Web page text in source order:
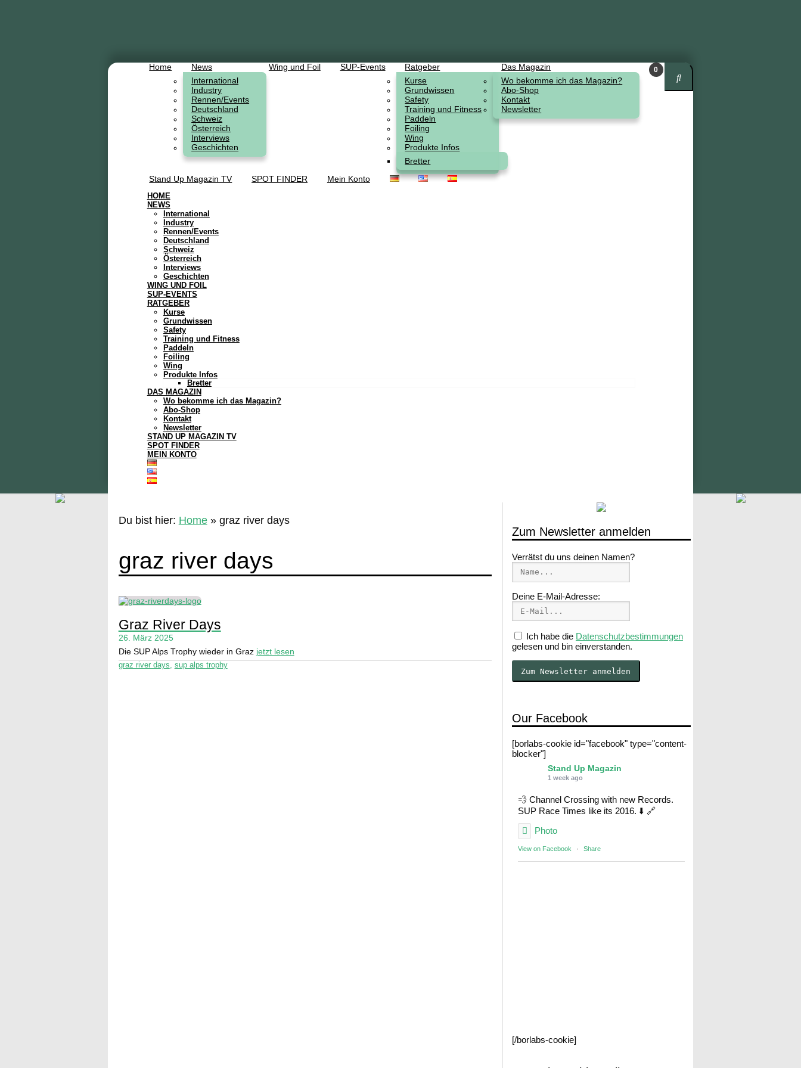
Home
News
International
Industry
Rennen/Events
Deutschland
Schweiz
Österreich
Interviews
Geschichten
Wing und Foil SUP-Events
Ratgeber
Kurse
Grundwissen
Safety
Training und Fitness
Paddeln
Foiling
Wing
Produkte Infos
Bretter
Das Magazin
Wo bekomme ich das Magazin?
Abo-Shop
Kontakt
Newsletter
Stand Up Magazin TV SPOT FINDER Mein Konto
HOME
NEWS
International
Industry
Rennen/Events
Deutschland
Schweiz
Österreich
Interviews
Geschichten
WING UND FOIL
SUP-EVENTS
RATGEBER
Kurse
Grundwissen
Safety
Training und Fitness
Paddeln
Foiling
Wing
Produkte Infos
Bretter
DAS MAGAZIN
Wo bekomme ich das Magazin?
Abo-Shop
Kontakt
Newsletter
STAND UP MAGAZIN TV
SPOT FINDER
MEIN KONTO
0
Zum Newsletter anmelden
Verrätst du uns deinen Namen?
Deine E-Mail-Adresse:
Ich habe die Datenschutzbestimmungen
gelesen und bin einverstanden.
Our Facebook
[borlabs-cookie id="facebook" type="content-
blocker"]
Stand Up Magazin
1 week ago
💨 Channel Crossing with new Records.
SUP Race Times like its 2016. ⬇️ 🔗
Photo
View on Facebook · Share
[/borlabs-cookie]
Du bist hier: Home» graz river days
graz river days
Graz River Days
26. März 2025
Die SUP Alps Trophy wieder in Graz jetzt lesen
graz river days sup alps trophy